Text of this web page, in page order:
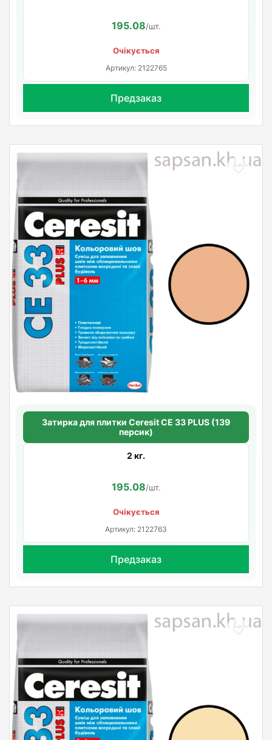
195.08/шт.
Очікується
Артикул: 2122765
Предзаказ
Затирка для плитки Ceresit СЕ 33 PLUS (139
персик)
2 кг.
195.08/шт.
Очікується
Артикул: 2122763
Предзаказ